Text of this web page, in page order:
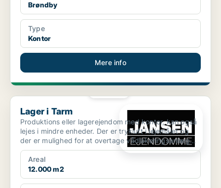
Brøndby
Type
Kontor
Mere info
Lager i Tarm
Lager i Tarm
Produktions eller lagerejendom med kontor, kan også
lejes i mindre enheder. Der er trykluft i lejemålet og
der er mulighed for at overtage vådlakeringsanlæg...
Areal
12.000 m2